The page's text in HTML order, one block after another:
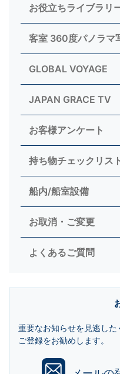
お役立ちライブラリ
客室 360度パノラマ
GLOBAL VOYAGE
JAPAN GRACE TV
お客様アンケート
持ち物チェックリス
船内/船室設備
お取消・ご変更
よくあるご質問
重要なお知らせを見逃し
ご登録をお勧めします。